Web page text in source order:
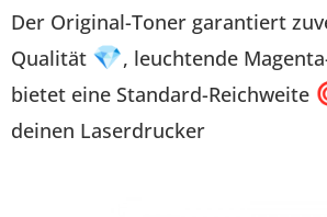
Der Original-Toner garantiert
Qualität 💎, leuchtende
bietet eine Standard-Reichweite
deinen Laserdrucker